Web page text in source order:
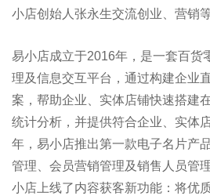
小店创始人张永生交流创业、营销
易小店成立于2016年，是一套百货
理及信息交互平台，通过构建企业
案，帮助企业、实体店铺快速搭建
统计分析，并提供符合企业、实体
年，易小店推出第一款电子名片产
管理、会员营销管理及销售人员管
小店上线了内容获客新功能：将优